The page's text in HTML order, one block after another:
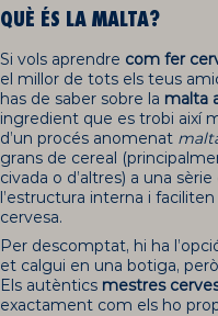
QUÈ ÉS LA MALTA?
Si vols aprendre com fer
el millor de tots els teus
has de saber sobre la malta
ingredient que es trobi així
d’un procés anomenat
grans de cereal
civada o d’altres) a una
l’estructura interna i
cervesa.
Per descomptat, hi ha
et calgui en una botiga,
Els autèntics mestres
exactament com els ho